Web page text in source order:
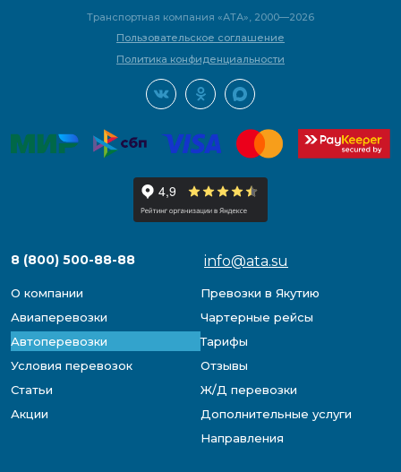
Транспортная компания «АТА», 2000—2026
Пользовательское соглашение
Политика конфиденциальности
8 (800) 500-88-88 info@ata.su
О компании
Превозки в Якутию
Авиаперевозки
Чартерные рейсы
Автоперевозки
Тарифы
Условия перевозок
Отзывы
Статьи
Ж/Д перевозки
Акции
Дополнительные услуги
Направления